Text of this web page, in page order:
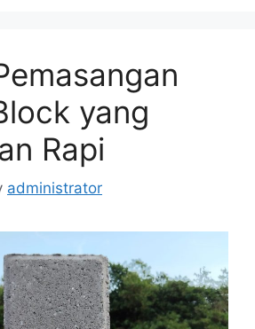
yang
Rapi
administrator